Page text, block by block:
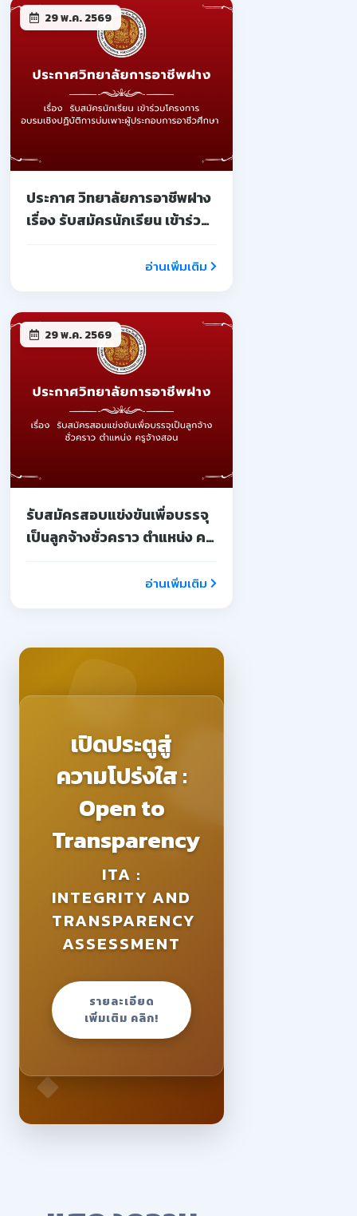
29 พ.ค. 2569
ประกาศ วิทยาลัยการอาชีพฝาง
เรื่อง รับสมัครนักเรียน เข้าร่วม
บ่มเพาะผู้ประกอบการอ่านเพิ่มเติม
29 พ.ค. 2569
รับสมัครสอบแข่งขันเพื่อบรรจุ
เป็นลูกจ้างชั่วคราว ตำแหน่ง ครู
อ่านเพิ่มเติม
เปิดประตูสู่
ความโปร่งใส :
Open to
Transparency
ITA :
INTEGRITY AND
TRANSPARENCY
ASSESSMENT
รายละเอียด
เพิ่มเติม คลิก!